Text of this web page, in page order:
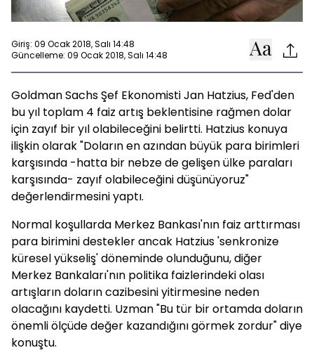
Giriş: 09 Ocak 2018, Salı 14:48
Güncelleme: 09 Ocak 2018, Salı 14:48
Goldman Sachs Şef Ekonomisti Jan Hatzius, Fed'den
bu yıl toplam 4 faiz artış beklentisine rağmen dolar
için zayıf bir yıl olabileceğini belirtti. Hatzius konuya
ilişkin olarak "Doların en azından büyük para birimleri
karşısında -hatta bir nebze de gelişen ülke paraları
karşısında- zayıf olabileceğini düşünüyoruz"
değerlendirmesini yaptı.
Normal koşullarda Merkez Bankası'nın faiz arttırması
para birimini destekler ancak Hatzius 'senkronize
küresel yükseliş' döneminde olunduğunu, diğer
Merkez Bankaları'nın politika faizlerindeki olası
artışların doların cazibesini yitirmesine neden
olacağını kaydetti. Uzman "Bu tür bir ortamda doların
önemli ölçüde değer kazandığını görmek zordur" diye
konuştu.